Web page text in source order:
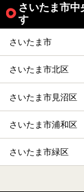
さいたま市
す
さいたま市
さいたま市北区
さいたま市見沼区
さいたま市浦和区
さいたま市緑区